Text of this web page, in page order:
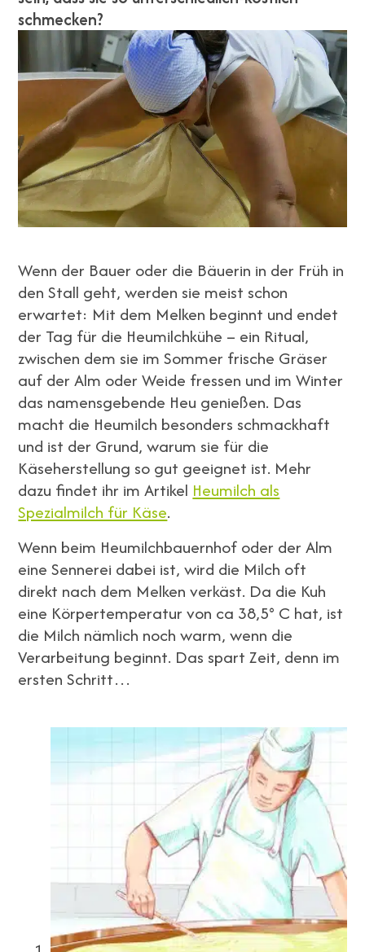
schmecken?
Wenn der Bauer oder die Bäuerin in der Früh in
den Stall geht, werden sie meist schon
erwartet: Mit dem Melken beginnt und endet
der Tag für die Heumilchkühe – ein Ritual,
zwischen dem sie im Sommer frische Gräser
auf der Alm oder Weide fressen und im Winter
das namensgebende Heu genießen. Das
macht die Heumilch besonders schmackhaft
und ist der Grund, warum sie für die
Käseherstellung so gut geeignet ist. Mehr
dazu findet ihr im Artikel Heumilch als
Spezialmilch für Käse.
Wenn beim Heumilchbauernhof oder der Alm
eine Sennerei dabei ist, wird die Milch oft
direkt nach dem Melken verkäst. Da die Kuh
eine Körpertemperatur von ca 38,5° C hat, ist
die Milch nämlich noch warm, wenn die
Verarbeitung beginnt. Das spart Zeit, denn im
ersten Schritt…